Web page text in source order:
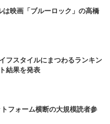
映画「ブルーロック」の高橋
フスタイルにまつわるランキン
結果を発表
フォーム横断の大規模読者参